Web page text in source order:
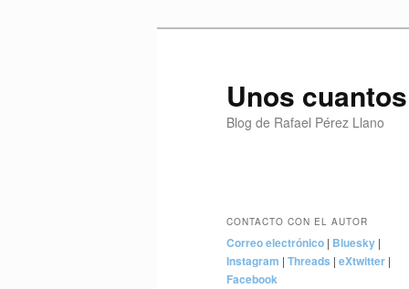
Unos
Blog de Rafael Pérez Llano
CONTACTO CON EL AUTOR
Correo electrónico | Bluesky |
Instagram | Threads | eXtwitter |
Facebook